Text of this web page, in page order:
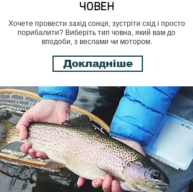
ЧОВЕН
Хочете провести захід сонця, зустріти схід і просто
порибалити? Виберіть тип човна, який вам до
вподоби, з веслами чи мотором.
Докладніше